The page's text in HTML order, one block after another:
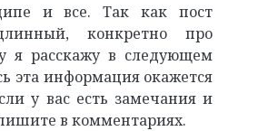
и все. Так как пост
конкретно про
я расскажу в следующем
эта информация окажется
у вас есть замечания и
в комментариях.